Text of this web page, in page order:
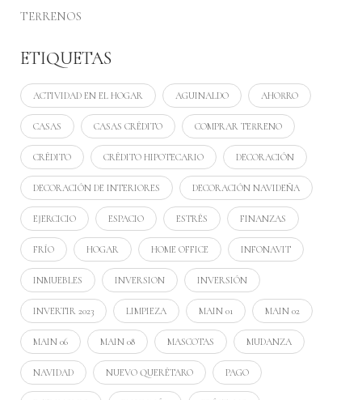
TERRENOS
ETIQUETAS
ACTIVIDAD EN EL HOGAR AGUINALDO AHORRO
CASAS CASAS CRÉDITO COMPRAR TERRENO
CRÉDITO CRÉDITO HIPOTECARIO DECORACIÓN
DECORACIÓN DE INTERIORES DECORACIÓN NAVIDEÑA
EJERCICIO ESPACIO ESTRÉS FINANZAS
FRÍO HOGAR HOME OFFICE INFONAVIT
INMUEBLES INVERSION INVERSIÓN
INVERTIR 2023 LIMPIEZA MAIN 01 MAIN 02
MAIN 06 MAIN 08 MASCOTAS MUDANZA
NAVIDAD NUEVO QUERÉTARO PAGO